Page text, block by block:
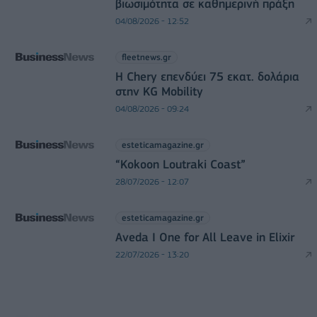
βιωσιμότητα σε καθημερινή πράξη
04/08/2026 - 12:52
fleetnews.gr
Η Chery επενδύει 75 εκατ. δολάρια
στην KG Mobility
04/08/2026 - 09:24
esteticamagazine.gr
“Kokoon Loutraki Coast”
28/07/2026 - 12:07
esteticamagazine.gr
Aveda I One for All Leave in Elixir
22/07/2026 - 13:20